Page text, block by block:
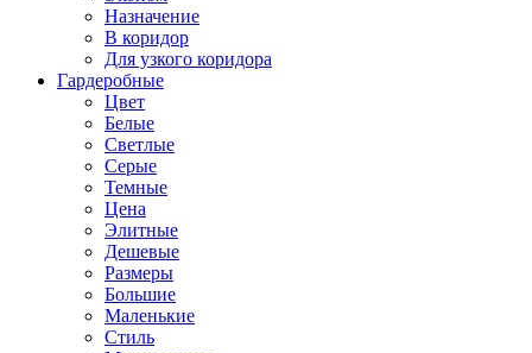
Назначение
В коридор
Для узкого коридора
Гардеробные
Цвет
Белые
Светлые
Серые
Темные
Цена
Элитные
Дешевые
Размеры
Большие
Маленькие
Стиль